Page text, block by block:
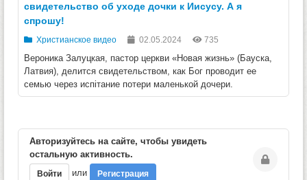
свидетельство об уходе дочки к Иисусу. А я
спрошу!
Христианское видео 02.05.2024 735
Вероника Залуцкая, пастор церкви «Новая жизнь» (Бауска,
Латвия), делится свидетельством, как Бог проводит ее
семью через испітание потери маленькой дочери.
Авторизуйтесь на сайте, чтобы увидеть
остальную активность.
Войти или Регистрация